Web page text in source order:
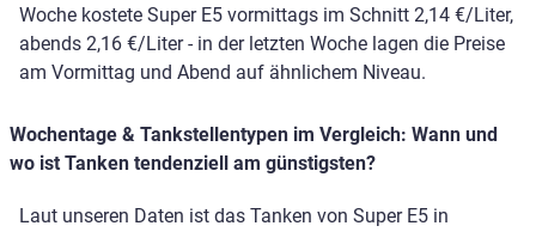
Woche kostete Super E5 vormittags im Schnitt 2,14 €/Liter,
abends 2,16 €/Liter - in der letzten Woche lagen die Preise
am Vormittag und Abend auf ähnlichem Niveau.
Wochentage & Tankstellentypen im Vergleich: Wann und
wo ist Tanken tendenziell am günstigsten?
Laut unseren Daten ist das Tanken von Super E5 in